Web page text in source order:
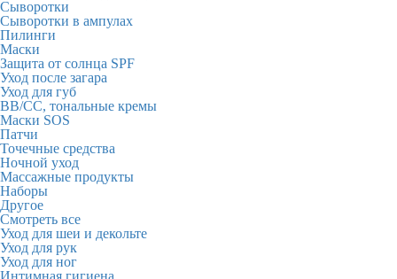
Сыворотки
Сыворотки в ампулах
Пилинги
Маски
Защита от солнца SPF
Уход после загара
Уход для губ
BB/CC, тональные кремы
Маски SOS
Патчи
Точечные средства
Ночной уход
Массажные продукты
Наборы
Другое
Смотреть все
Уход для шеи и декольте
Уход для рук
Уход для ног